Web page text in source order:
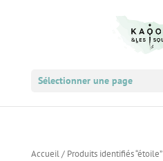
Sélectionner une page
Accueil/ Produits identifiés “étoile”